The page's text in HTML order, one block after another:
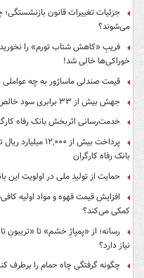
جزئیات تغییرات قانون
می‌شوند؟
خوراکی‌ها خالی شد!
قیمت صندلی ماساژور به چه عواملی
جهش بیش از ۳۳ برابری سود خالص بانک رفاه کارگران در بهار ۱۴۰۵
خدمت‌رسانی اثربخش بانک رفاه
پرداخت بیش از
بانک رفاه کارگران
حمایت از تولید ملی در اولویت این
افزایش قیمت قهوه و مواد اولیه
کمکی می‌کند؟
رسانه؛ از «پمپاژِ خشم» تا
نیاز دارد؟
چگونه گرفتگی چاه حمام را برطرف